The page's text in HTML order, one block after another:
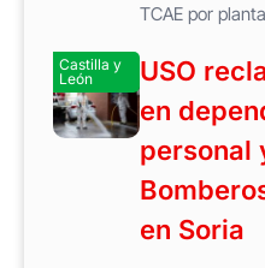
TCAE por
Castilla y
León
USO
en
personal
en Soria